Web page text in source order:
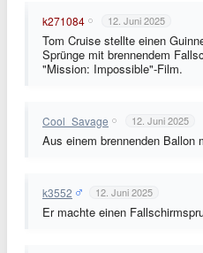
k271084 12. Juni 2025
Tom Cruise stellte einen
Sprünge mit brennendem
"Mission: Impossible"-Film.
Cool_Savage 12. Juni 2025
Aus einem brennenden Ballon
k3552 12. Juni 2025
Er machte einen